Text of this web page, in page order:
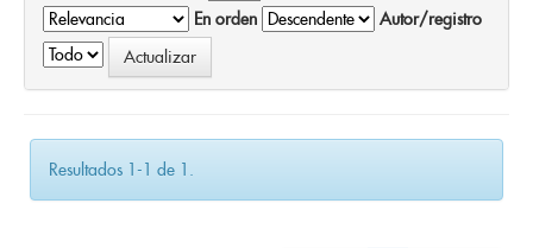
En orden
Autor/registro
Resultados 1-1 de 1.